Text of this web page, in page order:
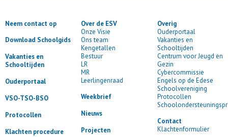
Neem contact op
Download Schoolgids
Vakanties en
Schooltijden
Ouderportaal
VSO-TSO-BSO
Protocollen
Klachten procedure
Over de ESV
Onze Visie
Ons team
Kengetallen
Bestuur
LR
MR
Leerlingenraad
Weekbrief
Nieuws
Projecten
Overig
Ouderportaal
Vakanties en
Schooltijden
Centrum voor Jeugd en
Gezin
Cybercommissie
Engels op de Edese
Schoolvereniging
Protocollen
Contact
Klachtenformulier